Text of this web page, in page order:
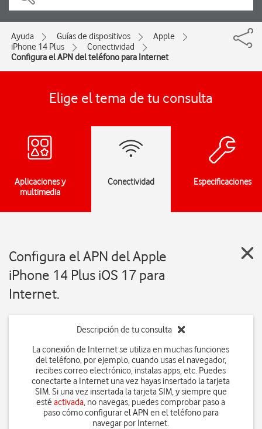
Ayuda Guías de dispositivos
Apple
iPhone 14 Plus
Conectividad
Configura el APN del teléfono para Internet
Elige el tema de tu consulta
Aplicaciones y
multimedia
Conectividad Especificaciones
Configura el APN del Apple
iPhone 14 Plus iOS 17 para
Internet.
Descripción de tu consulta
La conexión de Internet se utiliza en muchas funciones
del teléfono, por ejemplo, cuando usas el navegador,
recibes correo electrónico, instalas apps, etc. Puedes
conectarte a Internet una vez hayas insertado la tarjeta
SIM. Si una vez insertada la tarjeta SIM, y siempre que
estéactivada, no navegas, puedes comprobar paso a
paso cómo configurar el APN en el teléfono para
navegar por Internet.